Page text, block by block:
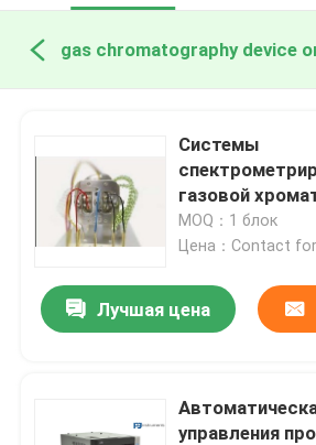
Системы
газовой
MOQ：1 блок
Цена：Contact
Лучшая цена
управления